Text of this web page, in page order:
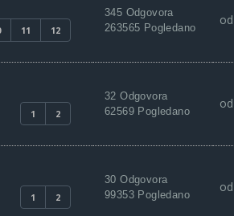
11 12
345 Odgovora
263565 Pogledano
od
1 2
32 Odgovora
62569 Pogledano
od
1 2
30 Odgovora
99353 Pogledano
od